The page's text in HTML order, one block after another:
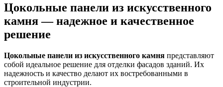
Цокольные панели из искусственного
камня — надежное и качественное
решение
Цокольные панели из искусственного камня представляют
собой идеальное решение для отделки фасадов зданий. Их
надежность и качество делают их востребованными в
строительной индустрии.